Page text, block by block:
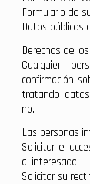
Formulario de
Datos públicos
Derechos de
Cualquier
confirmación
tratando
no.
Las personas
Solicitar el
al interesado.
Solicitar su